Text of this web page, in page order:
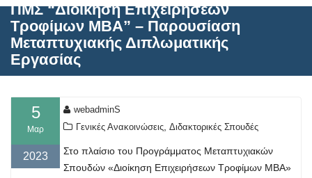
ΠΜΣ “Διοίκηση Επιχειρήσεων
Τροφίμων MBA” – Παρουσίαση
Μεταπτυχιακής Διπλωματικής
Εργασίας
5
Μαρ
2023
webadminS
Γενικές Ανακοινώσεις, Διδακτορικές Σπουδές
Στο πλαίσιο του Προγράμματος Μεταπτυχιακών
Σπουδών «Διοίκηση Επιχειρήσεων Τροφίμων ΜΒΑ»